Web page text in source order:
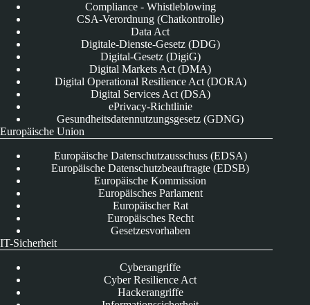
Compliance - Whistleblowing
CSA-Verordnung (Chatkontrolle)
Data Act
Digitale-Dienste-Gesetz (DDG)
Digital-Gesetz (DigiG)
Digital Markets Act (DMA)
Digital Operational Resilience Act (DORA)
Digital Services Act (DSA)
ePrivacy-Richtlinie
Gesundheitsdatennutzungsgesetz (GDNG)
Europäische Union
Europäische Datenschutzausschuss (EDSA)
Europäische Datenschutzbeauftragte (EDSB)
Europäische Kommission
Europäisches Parlament
Europäischer Rat
Europäisches Recht
Gesetzesvorhaben
IT-Sicherheit
Cyberangriffe
Cyber Resilience Act
Hackerangriffe